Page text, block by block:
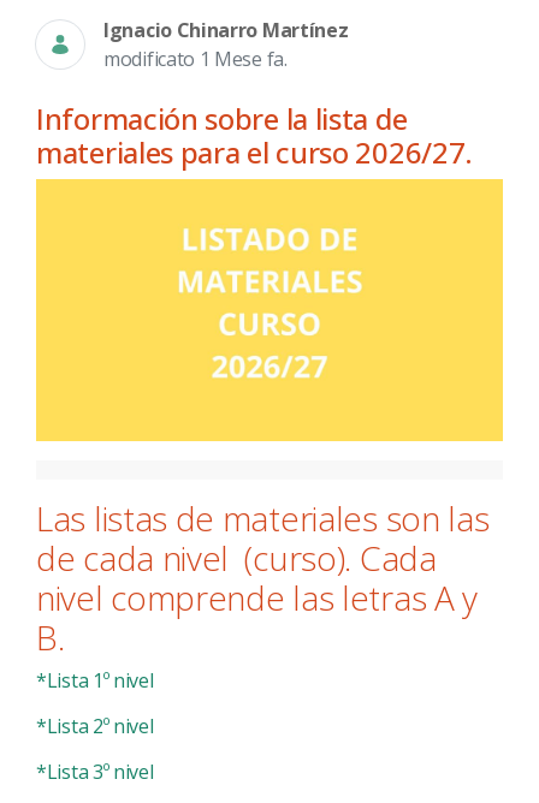
Ignacio Chinarro Martínez
modificato 1 Mese fa.
Información sobre la lista de
materiales para el curso 2026/27.
Las listas de materiales son las
de cada nivel (curso). Cada
nivel comprende las letras A y
B.
*Lista 1º nivel
*Lista 2º nivel
*Lista 3º nivel